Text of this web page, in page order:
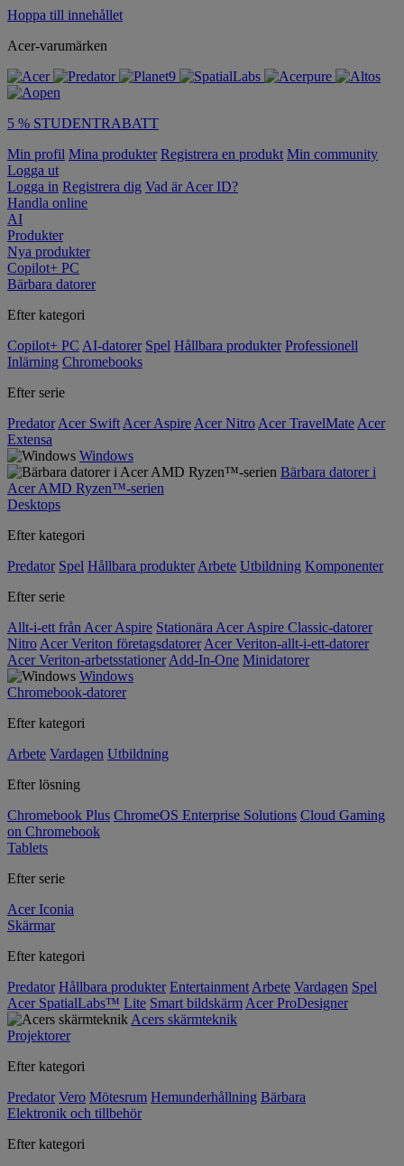
Hoppa till innehållet
Acer-varumärken
5 % STUDENTRABATT
Min profil Mina produkter Registrera en produkt Min community
Logga ut
Logga in Registrera dig Vad är Acer ID?
Handla online
AI
Produkter
Nya produkter
Copilot+ PC
Bärbara datorer
Efter kategori
Copilot+ PC AI-datorer Spel Hållbara produkter Professionell
Inlärning Chromebooks
Efter serie
Predator Acer Swift Acer Aspire Acer Nitro Acer TravelMate Acer
Extensa
Windows
Bärbara datorer i
Acer AMD Ryzen™-serien
Desktops
Efter kategori
Predator Spel Hållbara produkter Arbete Utbildning Komponenter
Efter serie
Allt-i-ett från Acer Aspire Stationära Acer Aspire Classic-datorer
Nitro Acer Veriton företagsdatorer Acer Veriton-allt-i-ett-datorer
Acer Veriton-arbetsstationer Add-In-One Minidatorer
Windows
Chromebook-datorer
Efter kategori
Arbete Vardagen Utbildning
Efter lösning
Chromebook Plus ChromeOS Enterprise Solutions Cloud Gaming
on Chromebook
Tablets
Efter serie
Acer Iconia
Skärmar
Efter kategori
Predator Hållbara produkter Entertainment Arbete Vardagen Spel
Acer SpatialLabs™ Lite Smart bildskärm Acer ProDesigner
Acers skärmteknik
Projektorer
Efter kategori
Predator Vero Mötesrum Hemunderhållning Bärbara
Elektronik och tillbehör
Efter kategori